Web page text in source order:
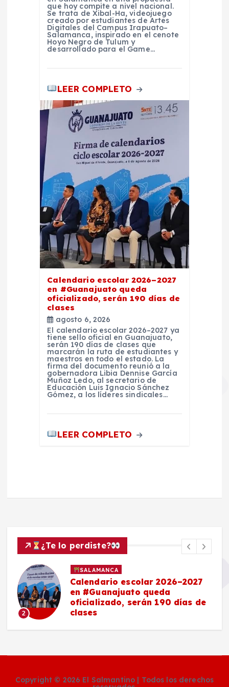
que hoy compite a nivel nacional.
Se trata de Xibal-Ha, videojuego
creado por estudiantes de Artes
Digitales del Campus Irapuato–
Salamanca, inspirado en el cenote
Hoyo Negro de Tulum y
desarrollado para el Game…
LEER COMPLETO
Calendario escolar 2026–2027
en #Guanajuato queda
oficializado, serán 190 días de
clases
agosto 6, 2026
El calendario escolar 2026–2027 ya
tiene sello oficial en Guanajuato,
serán 190 días de clases que
marcarán la ruta de estudiantes y
maestros en todo el estado. La
firma del documento reunió a la
gobernadora Libia Dennise García
Muñoz Ledo, al secretario de
Educación Luis Ignacio Sánchez
Gómez, a los líderes sindicales…
LEER COMPLETO
¿Te lo perdiste?
2
SALAMANCA
Calendario escolar 2026–2027
en #Guanajuato queda
oficializado, serán 190 días de
clases
Copyright © 2026 El Salmantino | Todos los derechos